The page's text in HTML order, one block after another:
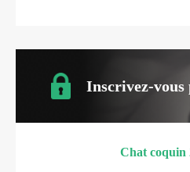
Inscrivez-vous
Chat coquin